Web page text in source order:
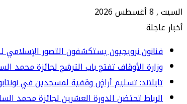
السبت , 8 أغسطس 2026
أخبار عاجلة
فنانون نرويجيون يستكشفون التصور الإسلامي
وزارة الأوقاف تفتح باب الترشح لجائزة محمد
تايلاند: تسليم أراضٍ وقفية لمسجدين في
الرباط تحتضن الدورة العشرين لجائزة محمد